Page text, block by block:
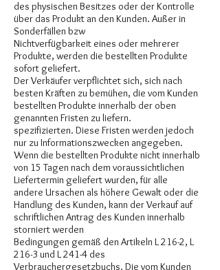
des physischen Besitzes oder der Kontrolle
über das Produkt an den Kunden. Außer in
Sonderfällen bzw
Nichtverfügbarkeit eines oder mehrerer
Produkte, werden die bestellten Produkte
sofort geliefert.
Der Verkäufer verpflichtet sich, sich nach
besten Kräften zu bemühen, die vom Kunden
bestellten Produkte innerhalb der oben
genannten Fristen zu liefern.
spezifizierten. Diese Fristen werden jedoch
nur zu Informationszwecken angegeben.
Wenn die bestellten Produkte nicht innerhalb
von 15 Tagen nach dem voraussichtlichen
Liefertermin geliefert wurden, für alle
andere Ursachen als höhere Gewalt oder die
Handlung des Kunden, kann der Verkauf auf
schriftlichen Antrag des Kunden innerhalb
storniert werden
Bedingungen gemäß den Artikeln L 216-2, L
216-3 und L 241-4 des
Verbrauchergesetzbuchs. Die vom Kunden